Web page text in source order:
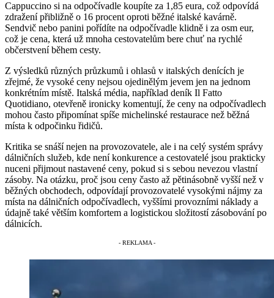
Cappuccino si na odpočívadle koupíte za 1,85 eura, což odpovídá
zdražení přibližně o 16 procent oproti běžné italské kavárně.
Sendvič nebo panini pořídíte na odpočívadle klidně i za osm eur,
což je cena, která už mnoha cestovatelům bere chuť na rychlé
občerstvení během cesty.
Z výsledků různých průzkumů i ohlasů v italských denících je
zřejmé, že vysoké ceny nejsou ojedinělým jevem jen na jednom
konkrétním místě. Italská média, například deník Il Fatto
Quotidiano, otevřeně ironicky komentují, že ceny na odpočívadlech
mohou často připomínat spíše michelinské restaurace než běžná
místa k odpočinku řidičů.
Kritika se snáší nejen na provozovatele, ale i na celý systém správy
dálničních služeb, kde není konkurence a cestovatelé jsou prakticky
nuceni přijmout nastavené ceny, pokud si s sebou nevezou vlastní
zásoby. Na otázku, proč jsou ceny často až pětinásobně vyšší než v
běžných obchodech, odpovídají provozovatelé vysokými nájmy za
místa na dálničních odpočívadlech, vyššími provozními náklady a
údajně také větším komfortem a logistickou složitostí zásobování po
dálnicích.